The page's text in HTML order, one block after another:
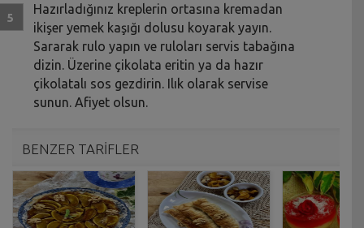
Hazırladığınız kreplerin ortasına kremadan
ikişer yemek kaşığı dolusu koyarak yayın.
Sararak rulo yapın ve ruloları servis tabağına
dizin. Üzerine çikolata eritin ya da hazır
çikolatalı sos gezdirin. Ilık olarak servise
sunun. Afiyet olsun.
BENZER TARİFLER